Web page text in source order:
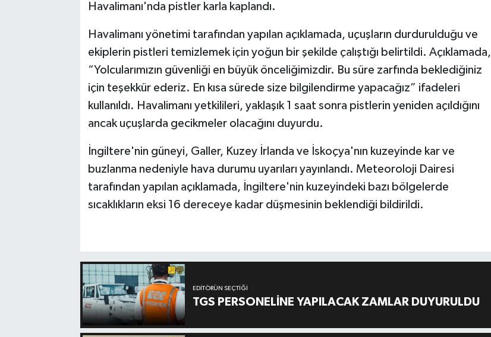
Havalimanı'nda pistler karla kaplandı.
Havalimanı yönetimi tarafından yapılan açıklamada, uçuşların durdurulduğu ve
ekiplerin pistleri temizlemek için yoğun bir şekilde çalıştığı belirtildi. Açıklamada,
“Yolcularımızın güvenliği en büyük önceliğimizdir. Bu süre zarfında beklediğiniz
için teşekkür ederiz. En kısa sürede size bilgilendirme yapacağız” ifadeleri
kullanıldı. Havalimanı yetkilileri, yaklaşık 1 saat sonra pistlerin yeniden açıldığını
ancak uçuşlarda gecikmeler olacağını duyurdu.
İngiltere'nin güneyi, Galler, Kuzey İrlanda ve İskoçya'nın kuzeyinde kar ve
buzlanma nedeniyle hava durumu uyarıları yayınlandı. Meteoroloji Dairesi
tarafından yapılan açıklamada, İngiltere'nin kuzeyindeki bazı bölgelerde
sıcaklıkların eksi 16 dereceye kadar düşmesinin beklendiği bildirildi.
EDITÖRÜN SEÇTIĞI
TGS PERSONELİNE YAPILACAK ZAMLAR DUYURULDU